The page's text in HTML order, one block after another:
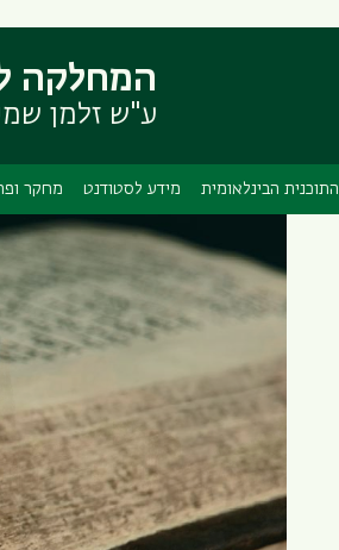
העיקרי
ניווט
ראשי
המחלקה
ע"ש זלמן
התוכנית הבינלאומית מידע לסטודנט מחקר